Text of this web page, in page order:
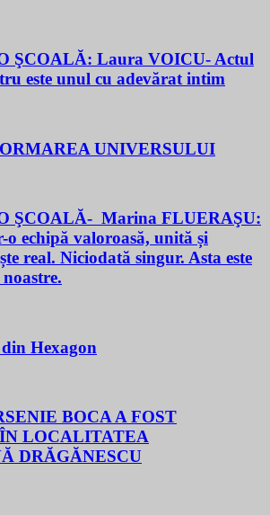
ŞCOALĂ: Laura VOICU- Actul
este unul cu adevărat intim
UNIVERSULUI
ŞCOALĂ- Marina FLUERAŞU:
echipă valoroasă, unită și
real. Niciodată singur. Asta este
Hexagon
BOCA A FOST
LOCALITATEA
DRĂGĂNESCU